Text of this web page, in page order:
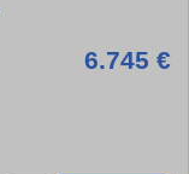
6.745 €